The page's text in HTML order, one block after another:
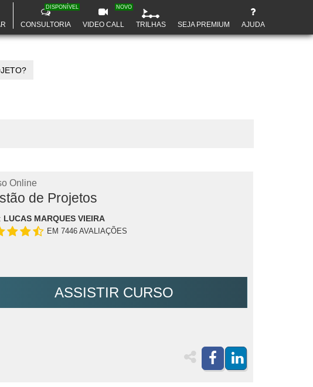
CONSULTORIA
DISPONÍVEL
VIDEO CALL
NOVO
TRILHAS SEJA PREMIUM AJUDA
Online
de Projetos
LUCAS MARQUES VIEIRA
EM 7446 AVALIAÇÕES
ASSISTIR CURSO